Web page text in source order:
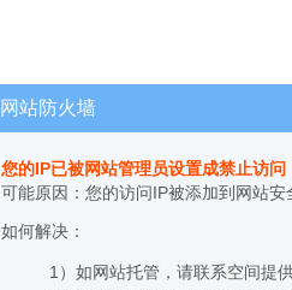
网站防火墙
您的IP已被网站管理员设置成禁止访问
可能原因：您的访问IP被添加到网站安
如何解决：
1）如网站托管，请联系空间提供